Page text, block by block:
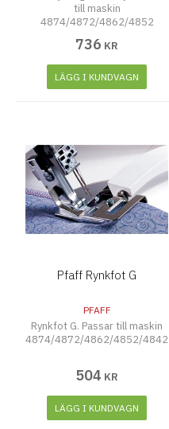
till maskin
4874/4872/4862/4852
736 KR
LÄGG I KUNDVAGN
Pfaff Rynkfot G
PFAFF
Rynkfot G. Passar till maskin
4874/4872/4862/4852/4842
504 KR
LÄGG I KUNDVAGN